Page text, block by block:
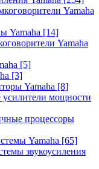
Yamaha
Yamaha [14]
Yamaha
[5]
[3]
Yamaha [8]
мощности
процессоры
Yamaha [65]
звукоусиления